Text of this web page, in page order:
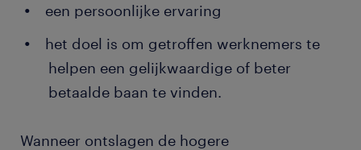
een persoonlijke ervaring
het doel is om getroffen werknemers te
helpen een gelijkwaardige of beter
betaalde baan te vinden.
Wanneer ontslagen de hogere